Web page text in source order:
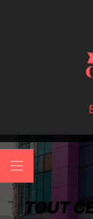
TOUT